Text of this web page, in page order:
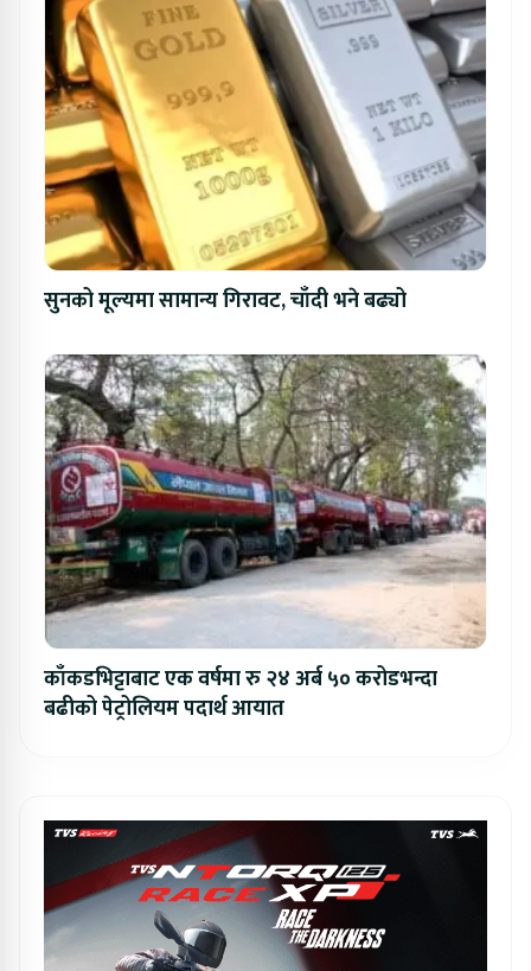
सुनको मूल्यमा सामान्य गिरावट, चाँदी भने बढ्यो
काँकडभिट्टाबाट एक वर्षमा रु २४ अर्ब ५० करोडभन्दा
बढीको पेट्रोलियम पदार्थ आयात